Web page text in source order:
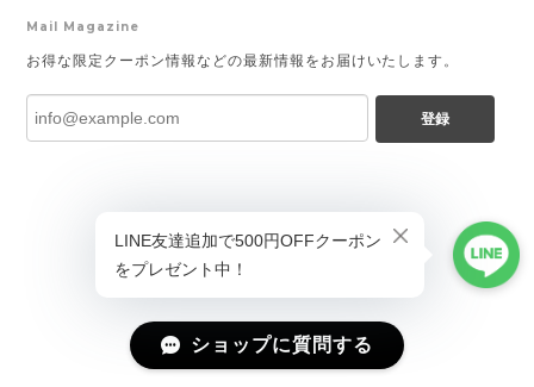
Mail Magazine
お得な限定クーポン情報などの最新情報をお届けいたします。
登録
ショップに質問する